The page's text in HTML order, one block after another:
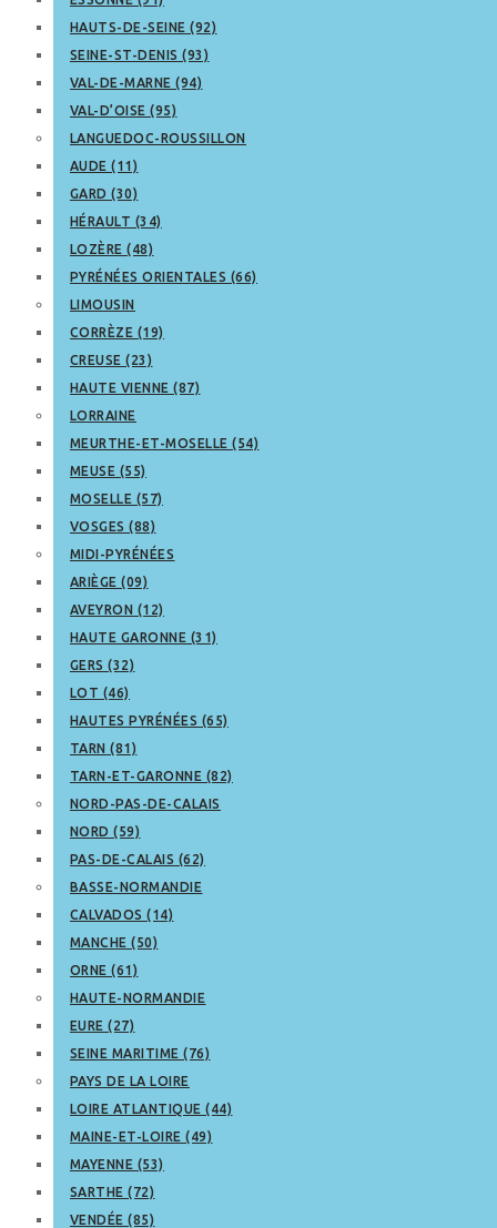
HAUTS-DE-SEINE (92)
SEINE-ST-DENIS (93)
VAL-DE-MARNE (94)
VAL-D’OISE (95)
LANGUEDOC-ROUSSILLON
AUDE (11)
GARD (30)
HÉRAULT (34)
LOZÈRE (48)
PYRÉNÉES ORIENTALES (66)
LIMOUSIN
CORRÈZE (19)
CREUSE (23)
HAUTE VIENNE (87)
LORRAINE
MEURTHE-ET-MOSELLE (54)
MEUSE (55)
MOSELLE (57)
VOSGES (88)
MIDI-PYRÉNÉES
ARIÈGE (09)
AVEYRON (12)
HAUTE GARONNE (31)
GERS (32)
LOT (46)
HAUTES PYRÉNÉES (65)
TARN (81)
TARN-ET-GARONNE (82)
NORD-PAS-DE-CALAIS
NORD (59)
PAS-DE-CALAIS (62)
BASSE-NORMANDIE
CALVADOS (14)
MANCHE (50)
ORNE (61)
HAUTE-NORMANDIE
EURE (27)
SEINE MARITIME (76)
PAYS DE LA LOIRE
LOIRE ATLANTIQUE (44)
MAINE-ET-LOIRE (49)
MAYENNE (53)
SARTHE (72)
VENDÉE (85)